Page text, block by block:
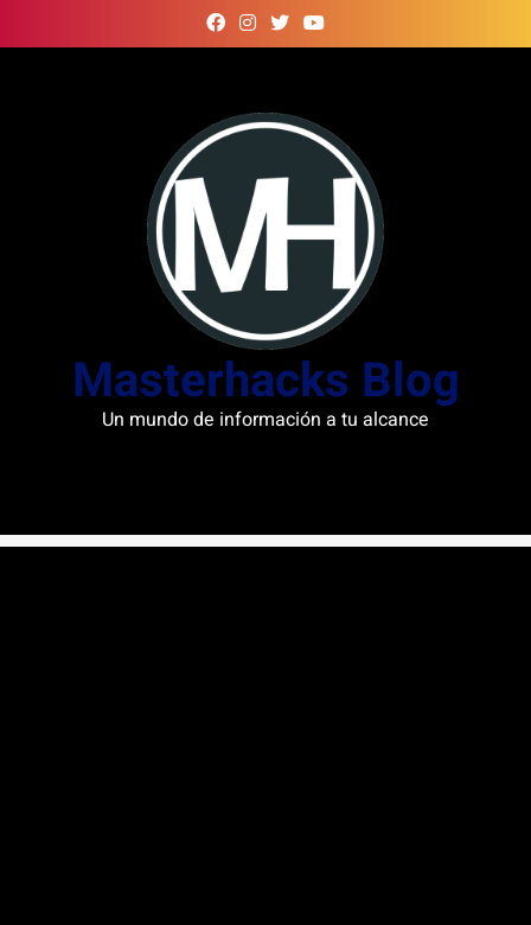
to
Masterhacks Blog
Un mundo de información a tu alcance